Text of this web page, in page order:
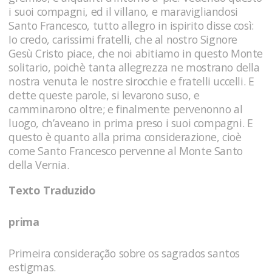
Texto Traduzido
prima
Primeira consideração sobre os sagrados santos
estigmas.